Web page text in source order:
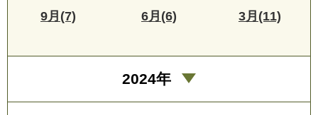
9月(7) 6月(6) 3月(11)
2024年